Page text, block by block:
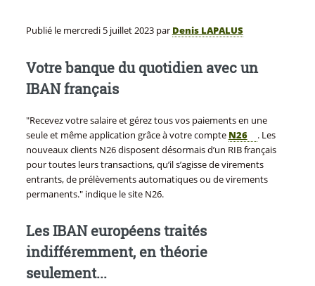
Publié le mercredi 5 juillet 2023par Denis LAPALUS
Votre banque du quotidien avec un
IBAN français
"Recevez votre salaire et gérez tous vos paiements en une
seule et même application grâce à votre compte N26
. Les
nouveaux clients N26 disposent désormais d’un RIB français
pour toutes leurs transactions, qu’il s’agisse de virements
entrants, de prélèvements automatiques ou de virements
permanents." indique le site N26.
Les IBAN européens traités
indifféremment, en théorie
seulement...